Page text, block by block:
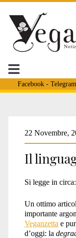
Facebook- Telegram
Tag:
22 Novembre,
Il
Si legge in circa:
Un ottimo
importante
Veganzetta e
d’oggi: la